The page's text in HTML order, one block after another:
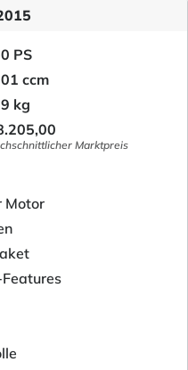
PS
ccm
kg
Marktpreis
Motor